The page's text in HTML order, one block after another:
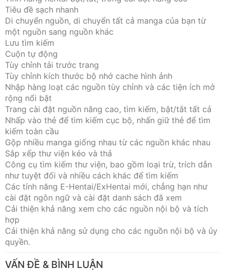
Tiêu đề sạch nhanh
Di chuyển nguồn, di chuyển tất cả manga của bạn từ
một nguồn sang nguồn khác
Lưu tìm kiếm
Cuộn tự động
Tùy chỉnh tải trước trang
Tùy chỉnh kích thước bộ nhớ cache hình ảnh
Nhập hàng loạt các nguồn tùy chỉnh và các tiện ích mở
rộng nổi bật
Trang cài đặt nguồn nâng cao, tìm kiếm, bật/tắt tất cả
Nhấp vào thẻ để tìm kiếm cục bộ, nhấn giữ thẻ để tìm
kiếm toàn cầu
Gộp nhiều manga giống nhau từ các nguồn khác nhau
Sắp xếp thư viện kéo và thả
Công cụ tìm kiếm thư viện, bao gồm loại trừ, trích dẫn
như tuyệt đối và nhiều cách khác để tìm kiếm
Các tính năng E-Hentai/ExHentai mới, chẳng hạn như
cài đặt ngôn ngữ và cài đặt danh sách đã xem
Cải thiện khả năng xem cho các nguồn nội bộ và tích
hợp
Cải thiện khả năng sử dụng cho các nguồn nội bộ và ủy
quyền.
VẤN ĐỀ & BÌNH LUẬN